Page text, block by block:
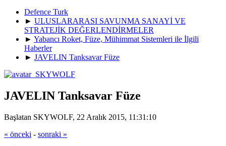
Defence Turk
► ULUSLARARASI SAVUNMA SANAYİ VE
STRATEJİK DEĞERLENDİRMELER
► Yabancı Roket, Füze, Mühimmat Sistemleri ile İlgili
Haberler
► JAVELIN Tanksavar Füze
JAVELIN Tanksavar Füze
Başlatan SKYWOLF, 22 Aralık 2015, 11:31:10
« önceki - sonraki »